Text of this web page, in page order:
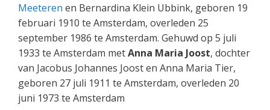
Meeteren en Bernardina Klein Ubbink, geboren 19
februari 1910 te Amsterdam, overleden 25
september 1986 te Amsterdam. Gehuwd op 5 juli
1933 te Amsterdam metAnna Maria Joost, dochter
van Jacobus Johannes Joost en Anna Maria Tier,
geboren 27 juli 1911 te Amsterdam, overleden 20
juni 1973 te Amsterdam